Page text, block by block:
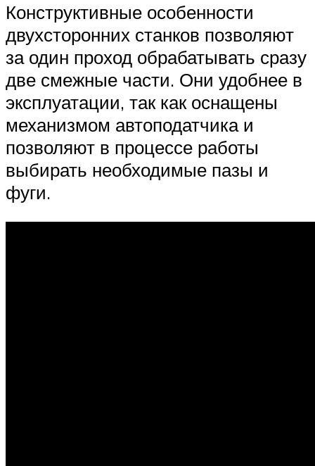
Конструктивные особенности
двухсторонних станков позволяют
за один проход обрабатывать сразу
две смежные части. Они удобнее в
эксплуатации, так как оснащены
механизмом автоподатчика и
позволяют в процессе работы
выбирать необходимые пазы и
фуги.